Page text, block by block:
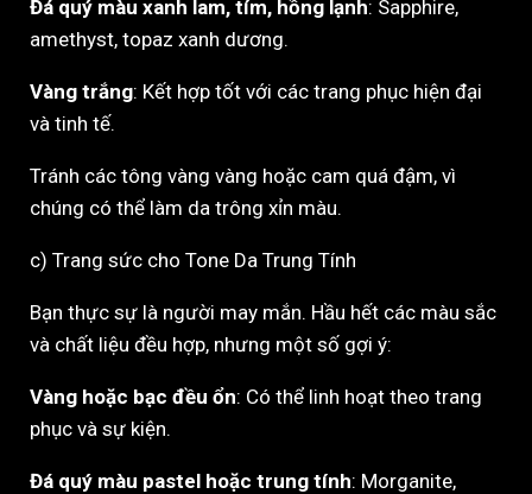
Đá quý màu xanh lam, tím, hồng lạnh: Sapphire,
amethyst, topaz xanh dương.
Vàng trắng: Kết hợp tốt với các trang phục hiện đại
và tinh tế.
Tránh các tông vàng vàng hoặc cam quá đậm, vì
chúng có thể làm da trông xỉn màu.
c) Trang sức cho Tone Da Trung Tính
Bạn thực sự là người may mắn. Hầu hết các màu sắc
và chất liệu đều hợp, nhưng một số gợi ý:
Vàng hoặc bạc đều ổn: Có thể linh hoạt theo trang
phục và sự kiện.
Đá quý màu pastel hoặc trung tính: Morganite,